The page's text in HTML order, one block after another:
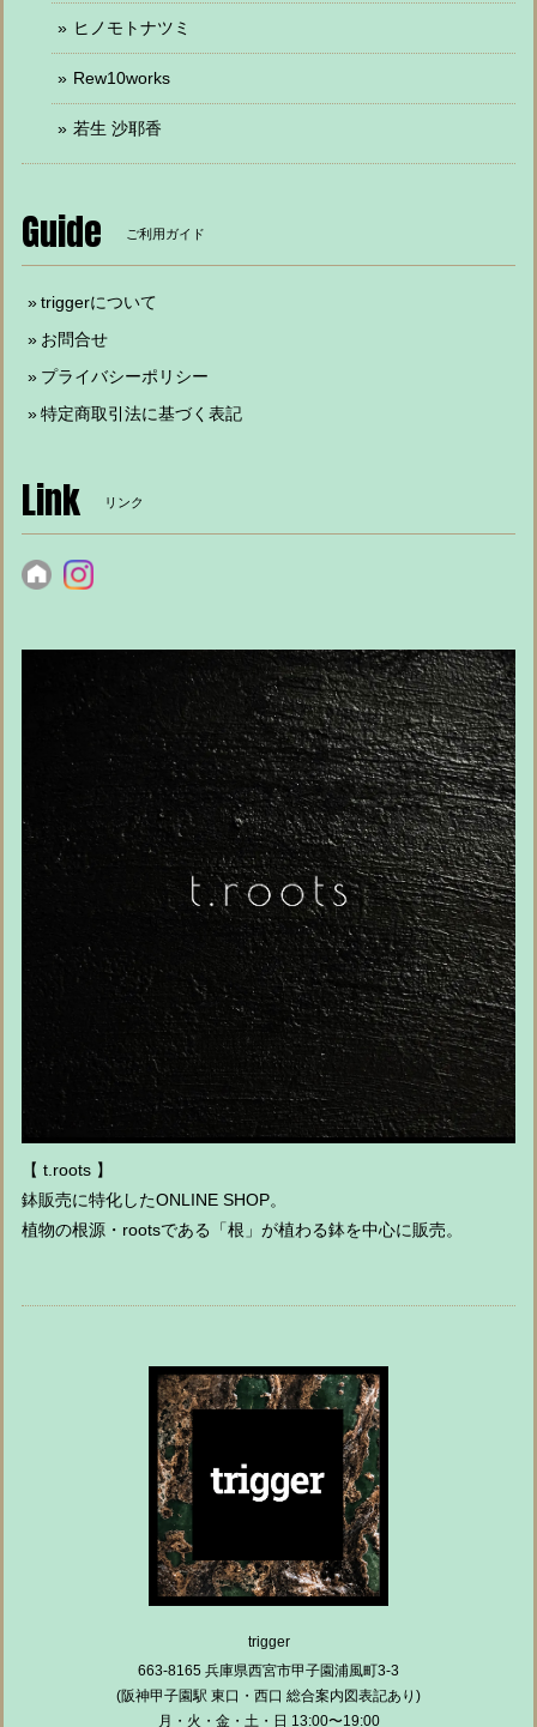
ヒノモトナツミ
Rew10works
若生 沙耶香
Guide ご利用ガイド
triggerについて
お問合せ
プライバシーポリシー
特定商取引法に基づく表記
Link リンク
【 t.roots 】
鉢販売に特化したONLINE SHOP。
植物の根源・rootsである「根」が植わる鉢を中心に販売。
trigger
663-8165 兵庫県西宮市甲子園浦風町3-3
(阪神甲子園駅 東口・西口 総合案内図表記あり)
月・火・金・土・日 13:00〜19:00